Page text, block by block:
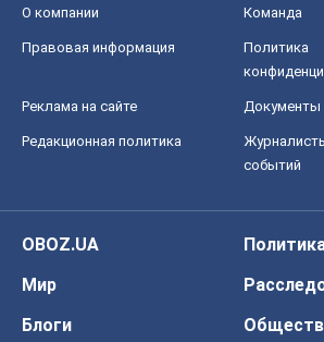
О компании Команда
Правовая информация
Политика
Реклама на сайте Документы
Редакционная политика
событий
OBOZ.UA
Мир
Блоги